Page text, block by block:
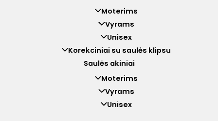
Moterims
Vyrams
Unisex
Korekciniai su saulės klipsu
Saulės akiniai
Moterims
Vyrams
Unisex